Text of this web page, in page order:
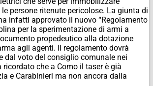
persone ritenute pericolose. La giunta di
infatti approvato il nuovo “Regolamento
per la sperimentazione di armi a
propedeutico alla dotazione
agli agenti. Il regolamento dovrà
dal voto del consiglio comunale nei
che a Como il taser è già
e Carabinieri ma non ancora dalla